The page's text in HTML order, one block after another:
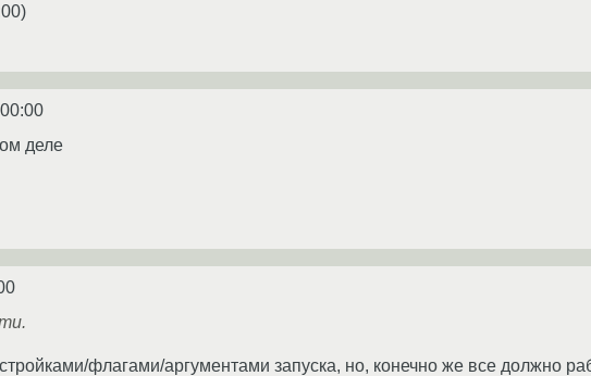
)
деле
флагами/аргументами запуска, но, конечно же все должно